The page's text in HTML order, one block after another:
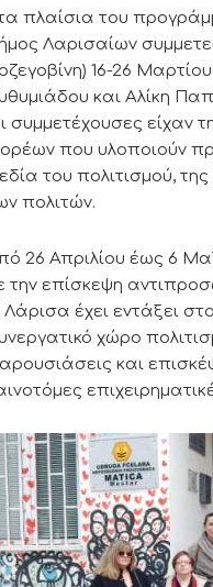
πλαίσια του
Λαρισαίων
16-26
και Αλίκη
συμμετέχουσες είχαν
που υλοποιούν
του πολιτισμού,
πολιτών.
26 Απριλίου έως 6
την επίσκεψη
Λάρισα έχει εντάξει
χώρο
και